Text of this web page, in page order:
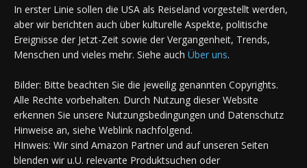
In erster Linie sollen die USA als Reiseland vorgestellt werden,
aber wir berichten auch über kulturelle Aspekte, politische
Ereignisse der Jetzt-Zeit sowie der Vergangenheit, Trends,
Menschen und vieles mehr. Siehe auch Über uns.
Bilder: Bitte beachten Sie die jeweilig genannten Copyrights.
Alle Rechte vorbehalten. Durch Nutzung dieser Website
erkennen Sie unsere Nutzungsbedingungen und Datenschutz
Hinweise an, siehe Weblink nachfolgend.
HInweis: Wir sind Amazon Partner und auf unseren Seiten
blenden wir u.U. relevante Produktsuchen oder